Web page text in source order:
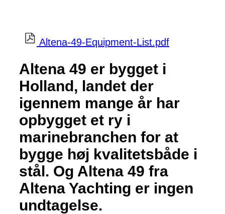
Altena-49-Equipment-List.pdf
Altena 49 er bygget i
Holland, landet der
igennem mange år har
opbygget et ry i
marinebranchen for at
bygge høj kvalitetsbåde i
stål. Og Altena 49 fra
Altena Yachting er ingen
undtagelse.